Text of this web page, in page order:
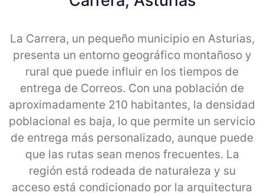
La Carrera, un pequeño municipio en Asturias,
presenta un entorno geográfico montañoso y
rural que puede influir en los tiempos de
entrega de Correos. Con una población de
aproximadamente 210 habitantes, la densidad
poblacional es baja, lo que permite un servicio
de entrega más personalizado, aunque puede
que las rutas sean menos frecuentes. La
región está rodeada de naturaleza y su
acceso está condicionado por la arquitectura